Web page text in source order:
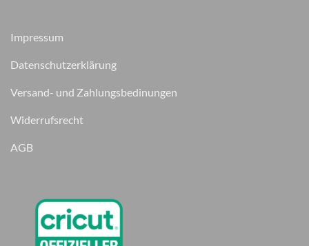
Impressum
Datenschutzerklärung
Versand- und Zahlungsbedinungen
Widerrufsrecht
AGB